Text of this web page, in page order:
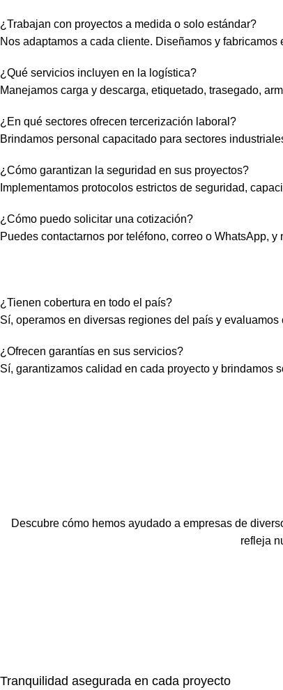
¿Trabajan con proyectos a medida o solo estándar?
Nos adaptamos a cada cliente. Diseñamos y
¿Qué servicios incluyen en la logística?
Manejamos carga y descarga, etiquetado, trasegado,
¿En qué sectores ofrecen tercerización laboral?
Brindamos personal capacitado para sectores
¿Cómo garantizan la seguridad en sus proyectos?
Implementamos protocolos estrictos de seguridad,
¿Cómo puedo solicitar una cotización?
Puedes contactarnos por teléfono, correo o WhatsApp,
¿Tienen cobertura en todo el país?
Sí, operamos en diversas regiones del país y
¿Ofrecen garantías en sus servicios?
Sí, garantizamos calidad en cada proyecto y brindamos
Descubre cómo hemos ayudado a empresas de
refleja
Tranquilidad asegurada en cada proyecto